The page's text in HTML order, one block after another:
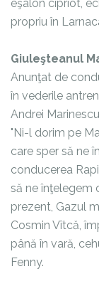
eşalon cipriot,
propriu în
Giuleşteanul
Anunţat de
în vederile
Andrei
"Ni-l dorim pe
care sper să ne
conducerea
să ne înţelegem
prezent, Gazul
Cosmin Vîtcă,
până în vară,
Fenny.